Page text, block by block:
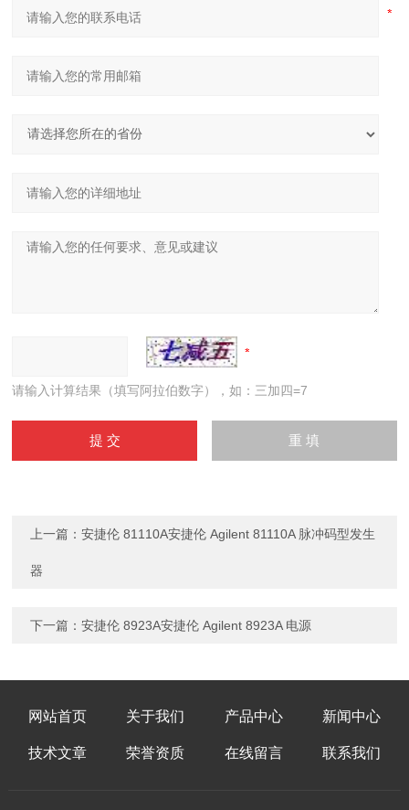
请输入计算结果（填写阿拉伯数字），如：三加四=7
上一篇：安捷伦 81110A安捷伦 Agilent 81110A 脉冲码型发生
器
下一篇：安捷伦 8923A安捷伦 Agilent 8923A 电源
网站首页 关于我们 产品中心 新闻中心
技术文章 荣誉资质 在线留言 联系我们